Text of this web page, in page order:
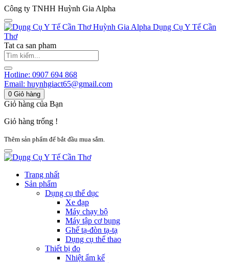
Công ty TNHH Huỳnh Gia Alpha
Huỳnh Gia Alpha Dụng Cụ Y Tế Cần
Thơ
Tat ca san pham
Hotline: 0907 694 868
Email: huynhgiact65@gmail.com
0 Giỏ hàng
Giỏ hàng của Bạn
Giỏ hàng trống !
Thêm sản phẩm để bắt đầu mua sắm.
Trang nhất
Sản phẩm
Dụng cụ thể dục
Xe đạp
Máy chạy bộ
Máy tập cơ bụng
Ghế tạ-đòn tạ-tạ
Dụng cụ thể thao
Thiết bị đo
Nhiệt ẩm kế